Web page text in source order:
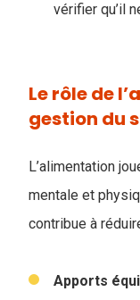
vérifier qu’il
Le rôle de
gestion du
L’alimentation
mentale et
contribue à
Apports